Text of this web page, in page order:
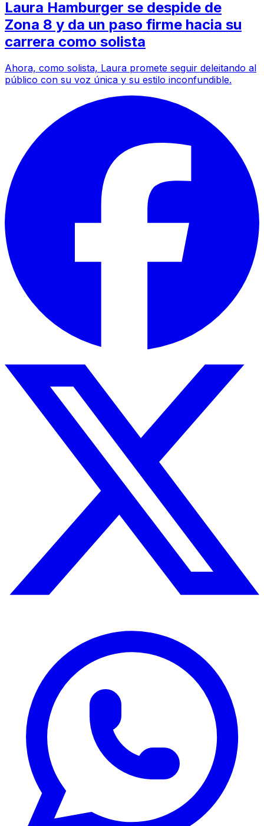
Laura Hamburger se despide de
Zona 8 y da un paso firme hacia su
carrera como solista
Ahora, como solista, Laura promete seguir deleitando al
público con su voz única y su estilo inconfundible.